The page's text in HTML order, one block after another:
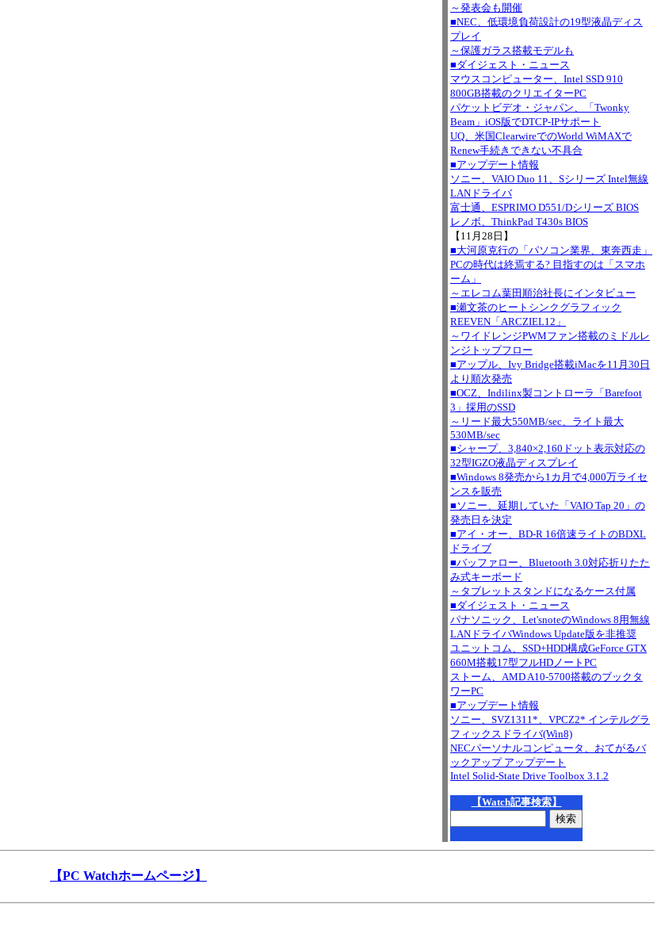
～発表会も開催
■NEC、低環境負荷設計の19型液晶ディス
プレイ
～保護ガラス搭載モデルも
■ダイジェスト・ニュース
マウスコンピューター、Intel SSD 910
800GB搭載のクリエイターPC
パケットビデオ・ジャパン、「Twonky
Beam」iOS版でDTCP-IPサポート
UQ、米国ClearwireでのWorld WiMAXで
Renew手続きできない不具合
■アップデート情報
ソニー、VAIO Duo 11、Sシリーズ Intel無線
LANドライバ
富士通、ESPRIMO D551/Dシリーズ BIOS
レノボ、ThinkPad T430s BIOS
【11月28日】
■大河原克行の「パソコン業界、東奔西走」
PCの時代は終焉する? 目指すのは「スマホ
ーム」
～エレコム葉田順治社長にインタビュー
■瀬文茶のヒートシンクグラフィック
REEVEN「ARCZIEL12」
～ワイドレンジPWMファン搭載のミドルレ
ンジトップフロー
■アップル、Ivy Bridge搭載iMacを11月30日
より順次発売
■OCZ、Indilinx製コントローラ「Barefoot
3」採用のSSD
～リード最大550MB/sec、ライト最大
530MB/sec
■シャープ、3,840×2,160ドット表示対応の
32型IGZO液晶ディスプレイ
■Windows 8発売から1カ月で4,000万ライセ
ンスを販売
■ソニー、延期していた「VAIO Tap 20」の
発売日を決定
■アイ・オー、BD-R 16倍速ライトのBDXL
ドライブ
■バッファロー、Bluetooth 3.0対応折りたた
み式キーボード
～タブレットスタンドになるケース付属
■ダイジェスト・ニュース
パナソニック、Let'snoteのWindows 8用無線
LANドライバWindows Update版を非推奨
ユニットコム、SSD+HDD構成GeForce GTX
660M搭載17型フルHDノートPC
ストーム、AMD A10-5700搭載のブックタ
ワーPC
■アップデート情報
ソニー、SVZ1311*、VPCZ2* インテルグラ
フィックスドライバ(Win8)
NECパーソナルコンピュータ、おてがるバ
ックアップ アップデート
Intel Solid-State Drive Toolbox 3.1.2
【Watch記事検索】
【PC Watchホームページ】